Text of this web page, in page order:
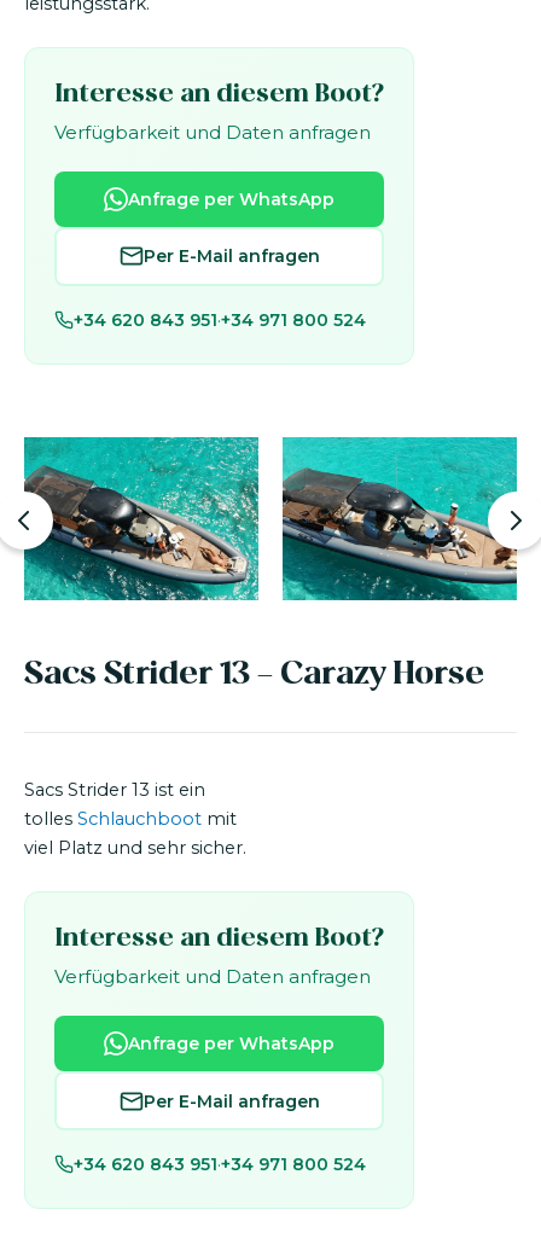
Interesse an diesem Boot?
Verfügbarkeit und Daten anfragen
Anfrage per WhatsApp
Per E-Mail anfragen
+34 620 843 951·+34 971 800 524
Sacs Strider 13 - Carazy Horse
Sacs Strider 13 ist ein
tolles Schlauchboot mit
viel Platz und sehr sicher.
Interesse an diesem Boot?
Verfügbarkeit und Daten anfragen
Anfrage per WhatsApp
Per E-Mail anfragen
+34 620 843 951·+34 971 800 524